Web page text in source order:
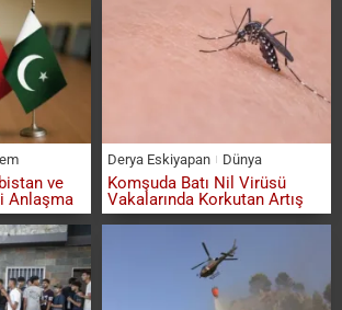
ve
Anlaşma
Derya Eskiyapan Dünya
Komşuda Batı Nil Virüsü
Vakalarında Korkutan Artış